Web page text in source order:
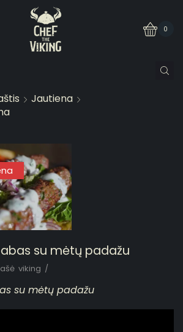
0
Jautiena
su mėtų padažu
viking /
su mėtų padažu